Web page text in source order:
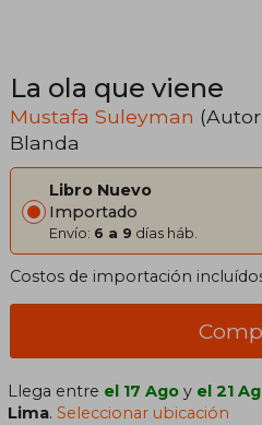
La ola que viene
Mustafa Suleyman
Blanda
Libro Nuevo
Importado
Envío: 6 a 9 días háb.
Costos de importación
Llega entre el 17 Ago y el 21
Lima.Seleccionar ubicación